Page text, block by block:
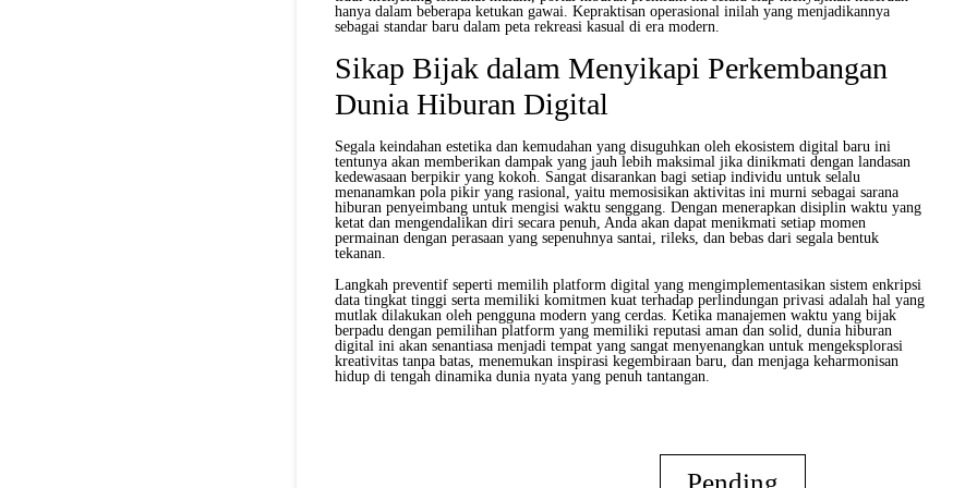
hanya dalam beberapa ketukan gawai. Kepraktisan operasional inilah yang menjadikannya
sebagai standar baru dalam peta rekreasi kasual di era modern.
Sikap Bijak dalam Menyikapi Perkembangan
Dunia Hiburan Digital
Segala keindahan estetika dan kemudahan yang disuguhkan oleh ekosistem digital baru ini
tentunya akan memberikan dampak yang jauh lebih maksimal jika dinikmati dengan landasan
kedewasaan berpikir yang kokoh. Sangat disarankan bagi setiap individu untuk selalu
menanamkan pola pikir yang rasional, yaitu memosisikan aktivitas ini murni sebagai sarana
hiburan penyeimbang untuk mengisi waktu senggang. Dengan menerapkan disiplin waktu yang
ketat dan mengendalikan diri secara penuh, Anda akan dapat menikmati setiap momen
permainan dengan perasaan yang sepenuhnya santai, rileks, dan bebas dari segala bentuk
tekanan.
Langkah preventif seperti memilih platform digital yang mengimplementasikan sistem enkripsi
data tingkat tinggi serta memiliki komitmen kuat terhadap perlindungan privasi adalah hal yang
mutlak dilakukan oleh pengguna modern yang cerdas. Ketika manajemen waktu yang bijak
berpadu dengan pemilihan platform yang memiliki reputasi aman dan solid, dunia hiburan
digital ini akan senantiasa menjadi tempat yang sangat menyenangkan untuk mengeksplorasi
kreativitas tanpa batas, menemukan inspirasi kegembiraan baru, dan menjaga keharmonisan
hidup di tengah dinamika dunia nyata yang penuh tantangan.
Pending